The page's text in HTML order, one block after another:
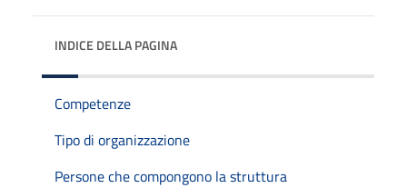
INDICE DELLA PAGINA
Competenze
Tipo di organizzazione
Persone che compongono la struttura